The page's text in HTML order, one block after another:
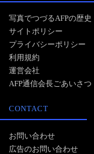
写真でつづるAFPの歴史
サイトポリシー
プライバシーポリシー
利用規約
運営会社
AFP通信会長ごあいさつ
CONTACT
お問い合わせ
広告のお問い合わせ